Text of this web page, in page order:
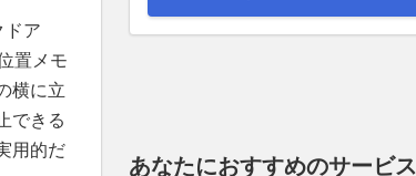
ドア
置メモ
横に立
できる
用的だ
あなたにおすすめのサービス